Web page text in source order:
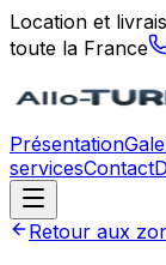
Location et
toute la France
Présentation
servicesContact
Retour aux